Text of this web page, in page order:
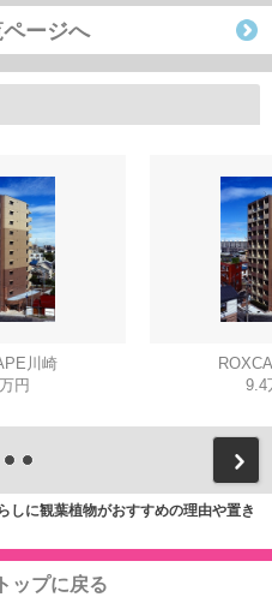
ージへ
川崎
円
9.4
しに観葉植物がおすすめの理由や置き
ップに戻る